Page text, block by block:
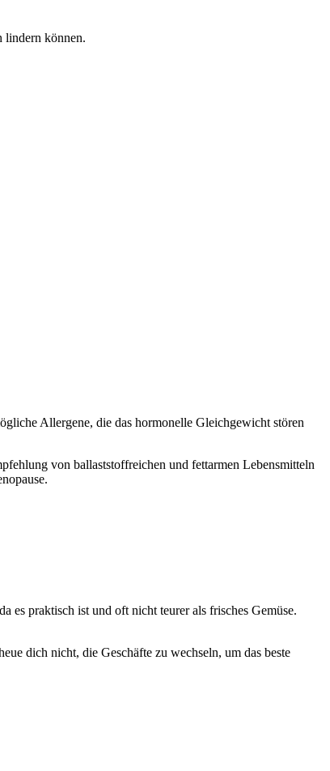
lindern können.
Allergene, die das hormonelle Gleichgewicht stören
von ballaststoffreichen und fettarmen Lebensmitteln
es praktisch ist und oft nicht teurer als frisches Gemüse.
dich nicht, die Geschäfte zu wechseln, um das beste